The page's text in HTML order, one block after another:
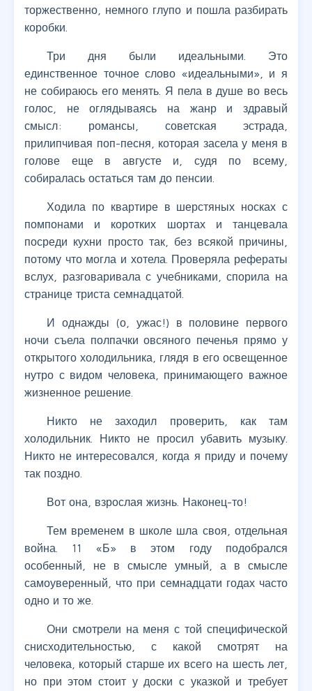
торжественно, немного глупо и пошла разбирать
коробки.
Три дня были идеальными. Это
единственное точное слово «идеальными», и я
не собираюсь его менять. Я пела в душе во весь
голос, не оглядываясь на жанр и здравый
смысл: романсы, советская эстрада,
прилипчивая поп-песня, которая засела у меня в
голове еще в августе и, судя по всему,
собиралась остаться там до пенсии.
Ходила по квартире в шерстяных носках с
помпонами и коротких шортах и танцевала
посреди кухни просто так, без всякой причины,
потому что могла и хотела. Проверяла рефераты
вслух, разговаривала с учебниками, спорила на
странице триста семнадцатой.
И однажды (о, ужас!) в половине первого
ночи съела полпачки овсяного печенья прямо у
открытого холодильника, глядя в его освещенное
нутро с видом человека, принимающего важное
жизненное решение.
Никто не заходил проверить, как там
холодильник. Никто не просил убавить музыку.
Никто не интересовался, когда я приду и почему
так поздно.
Вот она, взрослая жизнь. Наконец-то!
Тем временем в школе шла своя, отдельная
война. 11 «Б» в этом году подобрался
особенный, не в смысле умный, а в смысле
самоуверенный, что при семнадцати годах часто
одно и то же.
Они смотрели на меня с той специфической
снисходительностью, с какой смотрят на
человека, который старше их всего на шесть лет,
но при этом стоит у доски с указкой и требует